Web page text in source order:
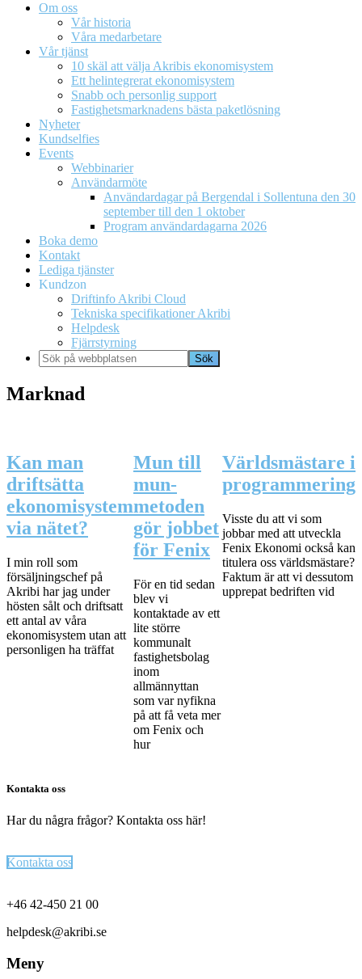
Om oss
Vår historia
Våra medarbetare
Vår tjänst
10 skäl att välja Akribis ekonomisystem
Ett helintegrerat ekonomisystem
Snabb och personlig support
Fastighetsmarknadens bästa paketlösning
Nyheter
Kundselfies
Events
Webbinarier
Användarmöte
Användardagar på Bergendal i Sollentuna den 30
september till den 1 oktober
Program användardagarna 2026
Boka demo
Kontakt
Lediga tjänster
Kundzon
Driftinfo Akribi Cloud
Tekniska specifikationer Akribi
Helpdesk
Fjärrstyrning
Sök
på
webbplatsen
Marknad
Kan man
driftsätta
ekonomisystem
via nätet?
I min roll som
försäljningschef på
Akribi har jag under
hösten sålt och driftsatt
ett antal av våra
ekonomisystem utan att
personligen ha träffat
Mun till
mun-
metoden
gör jobbet
för Fenix
För en tid sedan
blev vi
kontaktade av ett
lite större
kommunalt
fastighetsbolag
inom
allmännyttan
som var nyfikna
på att få veta mer
om Fenix och
hur
Världsmästare i
programmering
Visste du att vi som
jobbar med att utveckla
Fenix Ekonomi också kan
titulera oss världsmästare?
Faktum är att vi dessutom
upprepat bedriften vid
Kontakta oss
Har du några frågor? Kontakta oss här!
Kontakta oss
+46 42-450 21 00
helpdesk@akribi.se
Meny